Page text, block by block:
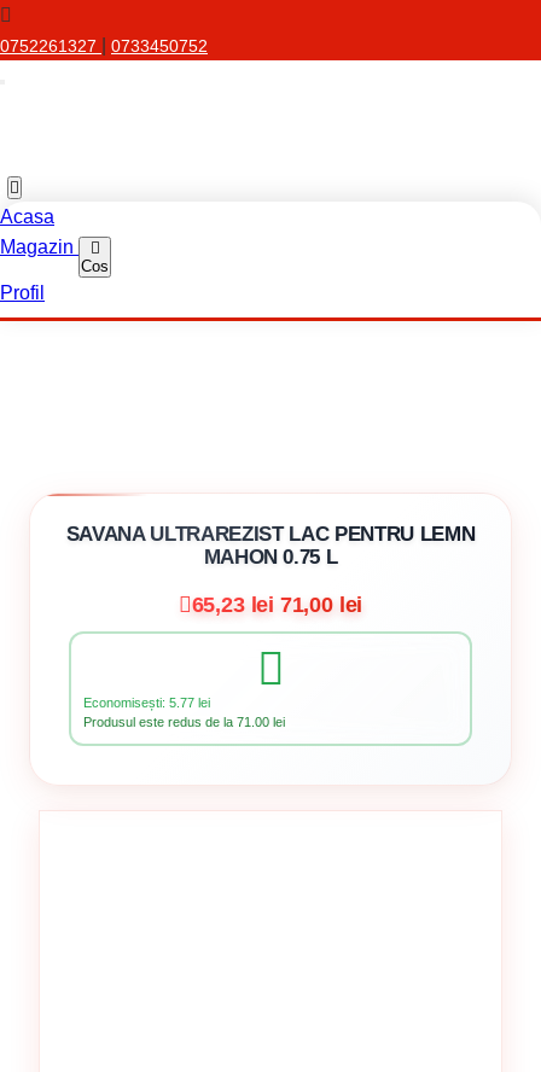
0752261327 0733450752
Acasa
Magazin
Cos
Profil
SAVANA ULTRAREZIST LAC PENTRU LEMN
MAHON 0.75 L
65,23 lei 71,00 lei
Economisești: 5.77 lei
Produsul este redus de la 71.00 lei